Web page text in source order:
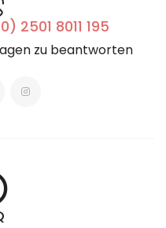
2501 8011 195
zu beantworten